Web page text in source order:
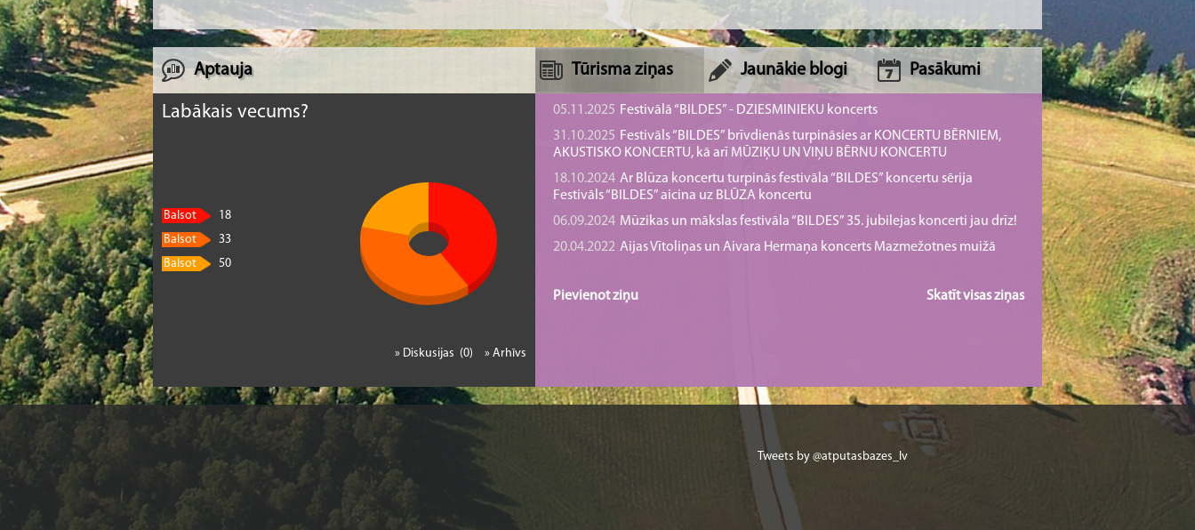
Aptauja
Labākais vecums?
Balsot
18
Balsot
33
Balsot
50
» Arhīvs
» Diskusijas (0)
Tūrisma ziņas Jaunākie blogi Pasākumi
05.11.2025 Festivālā “BILDES” - DZIESMINIEKU koncerts
31.10.2025 Festivāls “BILDES” brīvdienās turpināsies ar KONCERTU BĒRNIEM,
AKUSTISKO KONCERTU, kā arī MŪZIĶU UN VIŅU BĒRNU KONCERTU
18.10.2024 Ar Blūza koncertu turpinās festivāla “BILDES” koncertu sērija
Festivāls “BILDES” aicina uz BLŪZA koncertu
06.09.2024 Mūzikas un mākslas festivāla “BILDES” 35. jubilejas koncerti jau drīz!
20.04.2022 Aijas Vītoliņas un Aivara Hermaņa koncerts Mazmežotnes muižā
Skatīt visas ziņas
Pievienot ziņu
Tweets by @atputasbazes_lv